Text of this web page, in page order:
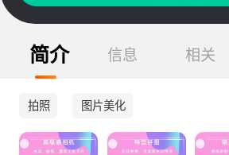
简介 信息 相关
拍照 图片美化